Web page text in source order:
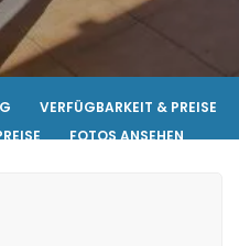
VERFÜGBARKEIT & PREISE
FOTOS ANSEHEN